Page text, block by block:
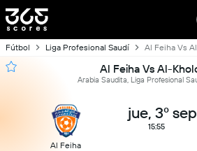
Fútbol Liga Profesional Saudí Al Feiha Vs
Al Feiha Vs Al-
Arabia Saudita, Liga Profesional
Al Feiha
jue, 3º sep
15:55